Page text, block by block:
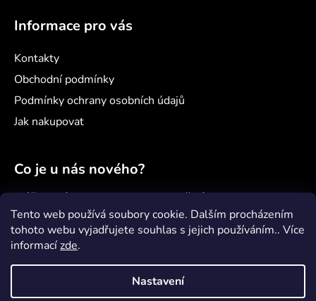
Tento web používá soubory cookie. Dalším procházením
tohoto webu vyjadřujete souhlas s jejich používáním.. Více
informacízde.
Nastavení
Informace pro vás
Kontakty
Obchodní podmínky
Podmínky ochrany osobních údajů
Jak nakupovat
Co je u nás nového?
Náš nový projekt: samoobslužný minimarket
Šenvert
Věděli jste, že...?
Jak správně pečovat o paddleboard?